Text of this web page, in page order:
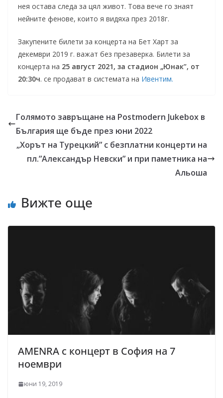
нея остава следа за цял живот. Това вече го знаят
нейните фенове, които я видяха през 2018г.
Закупените билети за концерта на Бет Харт за
декември 2019 г. важат без презаверка. Билети за
концерта на 25 август 2021, за стадион „Юнак”, от
20:30ч. се продават в системата на Ивентим.
Голямото завръщане на Postmodern Jukebox в
България ще бъде през юни 2022
„Хорът на Турецкий” с безплатни концерти на
пл.”Александър Невски” и при паметника на
Альоша
Вижте още
AMENRA с концерт в София на 7
ноември
юни 19, 2019